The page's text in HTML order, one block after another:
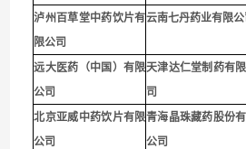
泸州百草堂中药饮片有
限公司
云南七丹药业有限公
远大医药（中国）有限
公司
天津达仁堂制药有
司
北京亚威中药饮片有限
公司
青海晶珠藏药股份
公司